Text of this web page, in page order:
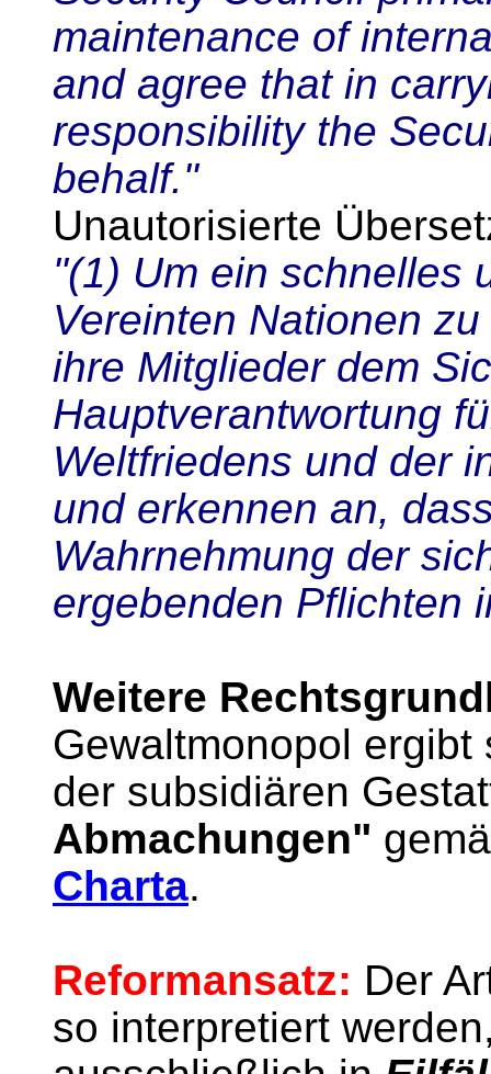
maintenance of
and agree that in
responsibility the
behalf."
Unautorisierte
"(1) Um ein schnelles
Vereinten Nationen
ihre Mitglieder dem
Hauptverantwortung
Weltfriedens und der
und erkennen an,
Wahrnehmung der
ergebenden Pflichten
Weitere
Gewaltmonopol
der subsidiären
Abmachungen"
Charta.
Reformansatz: Der
so interpretiert